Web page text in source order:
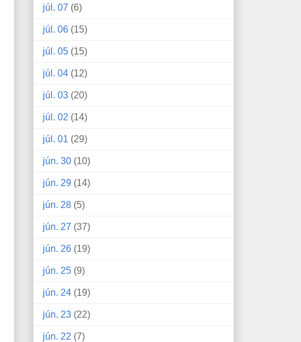
júl. 07 (6)
júl. 06 (15)
júl. 05 (15)
júl. 04 (12)
júl. 03 (20)
júl. 02 (14)
júl. 01 (29)
jún. 30 (10)
jún. 29 (14)
jún. 28 (5)
jún. 27 (37)
jún. 26 (19)
jún. 25 (9)
jún. 24 (19)
jún. 23 (22)
jún. 22 (7)